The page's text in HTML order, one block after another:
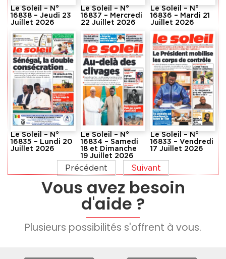
Le Soleil – N°
16838 – Jeudi 23
Juillet 2026
Le Soleil – N°
16837 – Mercredi
22 Juillet 2026
Le Soleil – N°
16836 – Mardi 21
Juillet 2026
Le Soleil – N°
16835 – Lundi 20
Juillet 2026
Le Soleil – N°
16834 – Samedi
18 et Dimanche
19 Juillet 2026
Le Soleil – N°
16833 – Vendredi
17 Juillet 2026
Précédent Suivant
Vous avez besoin
d'aide ?
Plusieurs possibilités s'offrent à vous.